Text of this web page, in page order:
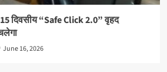
15 दिवसीय “Safe Click 2.0” वृहद
June 16, 2026